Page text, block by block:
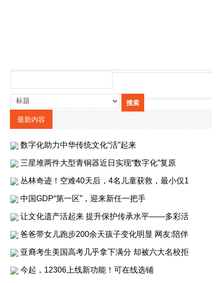
最新内容
数字化助力中华传统文化“活”起来
三星堆两件大型青铜器近日实现“数字化”复原
丛林奇迹！空难40天后，4名儿童获救，最小仅1
中国GDP“第一区”，迎来新任一把手
让文化遗产活起来 提升保护传承水平——多彩活
爸爸带女儿跑步200余天孩子变化明显 网友:陪伴
亚裔考生美国高考几乎拿下满分 却被六大名校拒
今起，12306上线新功能！可在线选铺